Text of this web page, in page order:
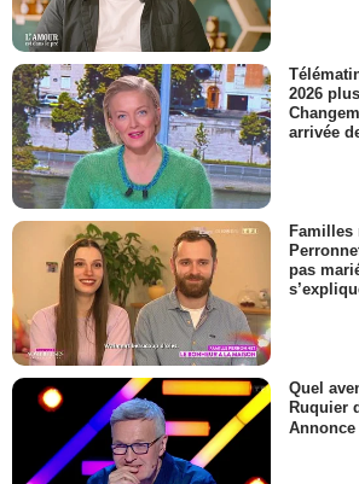
2026
arrivée
Familles
pas
Quel
Ruquier